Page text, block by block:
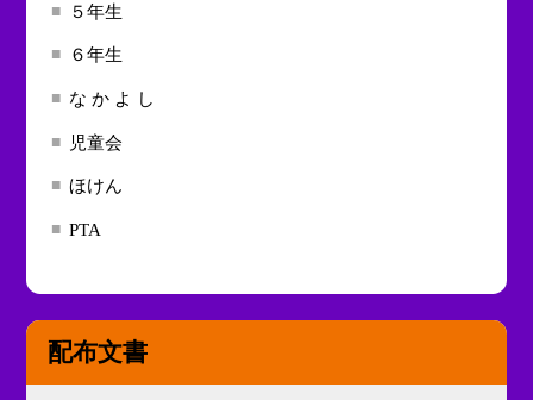
５年生
６年生
な か よ し
児童会
ほけん
PTA
配布文書